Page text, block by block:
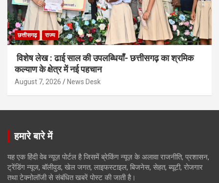
छत्तीसगढ़ राज्य
विशेष लेख : ढाई साल की उपलब्धियाँ- छत्तीसगढ़ का श्रमिक
कल्याण के क्षेत्र में नई पहचान
August 7, 2026 News Desk
हमारे बारे में
यह एक हिंदी वेब न्यूज़ पोर्टल है जिसमें ब्रेकिंग न्यूज़ के अलावा राजनीति, प्रशासन,
ट्रेंडिंग न्यूज, बॉलीवुड, खेल जगत, लाइफस्टाइल, बिजनेस, सेहत, ब्यूटी, रोजगार
तथा टेक्नोलॉजी से संबंधित खबरें पोस्ट की जाती है।